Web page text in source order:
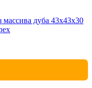
дуба 43х43х30